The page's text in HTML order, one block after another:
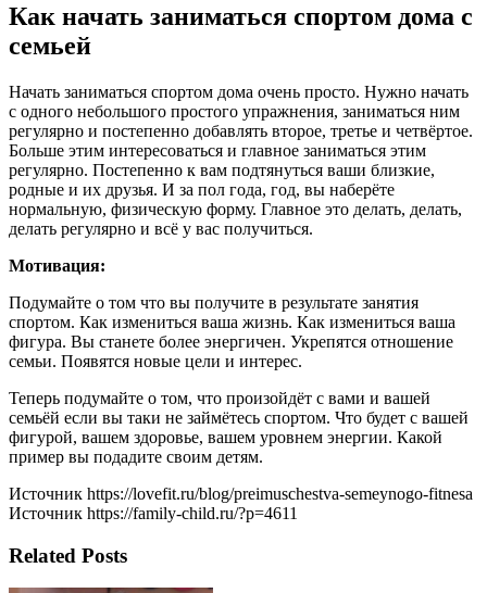
Как начать заниматься спортом дома с
семьей
Начать заниматься спортом дома очень просто. Нужно начать
с одного небольшого простого упражнения, заниматься ним
регулярно и постепенно добавлять второе, третье и четвёртое.
Больше этим интересоваться и главное заниматься этим
регулярно. Постепенно к вам подтянуться ваши близкие,
родные и их друзья. И за пол года, год, вы наберёте
нормальную, физическую форму. Главное это делать, делать,
делать регулярно и всё у вас получиться.
Мотивация:
Подумайте о том что вы получите в результате занятия
спортом. Как измениться ваша жизнь. Как измениться ваша
фигура. Вы станете более энергичен. Укрепятся отношение
семьи. Появятся новые цели и интерес.
Теперь подумайте о том, что произойдёт с вами и вашей
семьёй если вы таки не займётесь спортом. Что будет с вашей
фигурой, вашем здоровье, вашем уровнем энергии. Какой
пример вы подадите своим детям.
Источник https://lovefit.ru/blog/preimuschestva-semeynogo-fitnesa
Источник https://family-child.ru/?p=4611
Related Posts